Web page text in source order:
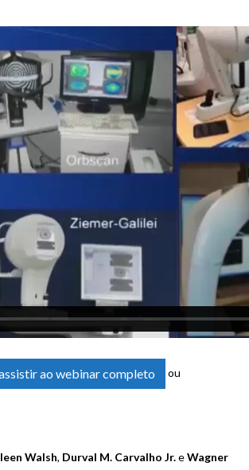
ao webinar completo ou
Walsh, Durval M. Carvalho Jr.eWagner